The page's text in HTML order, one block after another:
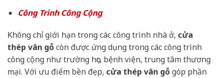
Công Trình Công Cộng
Không chỉ giới hạn trong các công trình nhà ở, cửa
thép vân gỗcòn được ứng dụng trong các công trình
công cộng như trường học, bệnh viện, trung tâm thương
mại. Với ưu điểm bền đẹp, cửa thép vân gỗgóp phần